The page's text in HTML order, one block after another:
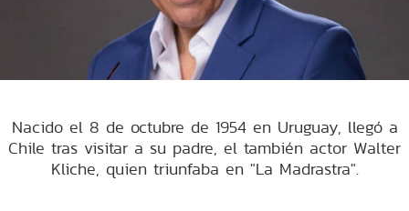
Nacido el 8 de octubre de 1954 en Uruguay, llegó a
Chile tras visitar a su padre, el también actor Walter
Kliche, quien triunfaba en "La Madrastra".